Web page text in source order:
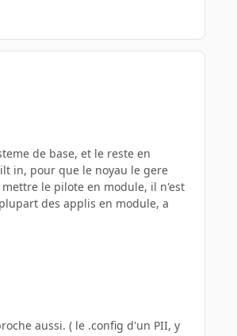
de base, et le reste en
in, pour que le noyau le gere
le pilote en module, il n'est
des applis en module, a
aussi. ( le .config d'un PII, y